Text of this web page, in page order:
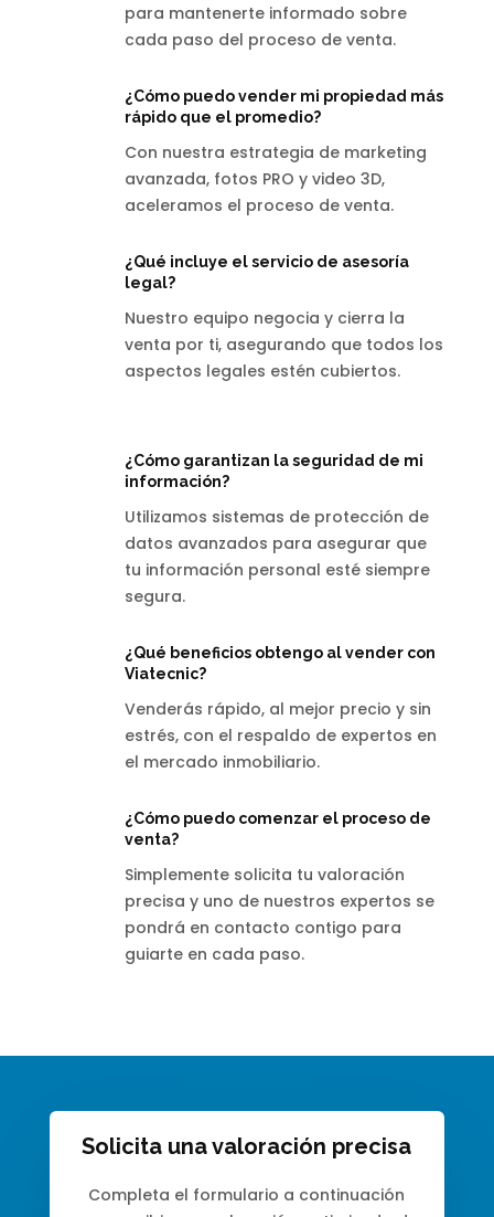
para mantenerte informado sobre
cada paso del proceso de venta.
¿Cómo puedo vender mi propiedad más
rápido que el promedio?
Con nuestra estrategia de marketing
avanzada, fotos PRO y video 3D,
aceleramos el proceso de venta.
¿Qué incluye el servicio de asesoría
legal?
Nuestro equipo negocia y cierra la
venta por ti, asegurando que todos los
aspectos legales estén cubiertos.
¿Cómo garantizan la seguridad de mi
información?
Utilizamos sistemas de protección de
datos avanzados para asegurar que
tu información personal esté siempre
segura.
¿Qué beneficios obtengo al vender con
Viatecnic?
Venderás rápido, al mejor precio y sin
estrés, con el respaldo de expertos en
el mercado inmobiliario.
¿Cómo puedo comenzar el proceso de
venta?
Simplemente solicita tu valoración
precisa y uno de nuestros expertos se
pondrá en contacto contigo para
guiarte en cada paso.
Solicita una valoración precisa
Completa el formulario a continuación